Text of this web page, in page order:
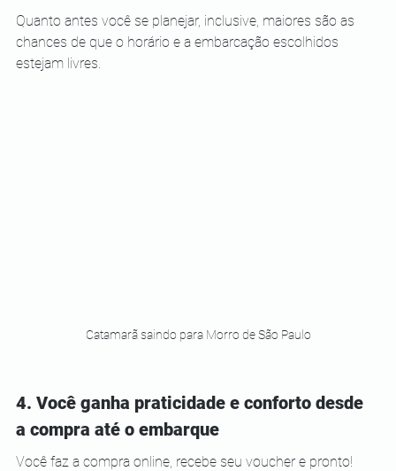
Quanto antes você se planejar, inclusive, maiores são as
chances de que o horário e a embarcação escolhidos
estejam livres.
Catamarã saindo para Morro de São Paulo
4. Você ganha praticidade e conforto desde
a compra até o embarque
Você faz a compra online, recebe seu voucher e pronto!